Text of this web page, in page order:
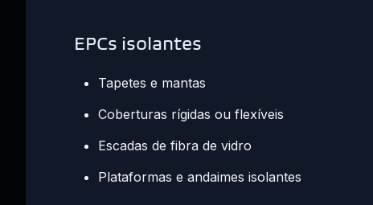
EPCs isolantes
Tapetes e mantas
Coberturas rígidas ou flexíveis
Escadas de fibra de vidro
Plataformas e andaimes isolantes